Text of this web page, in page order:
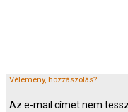
Vélemény, hozzászólás?
Az e-mail címet nem